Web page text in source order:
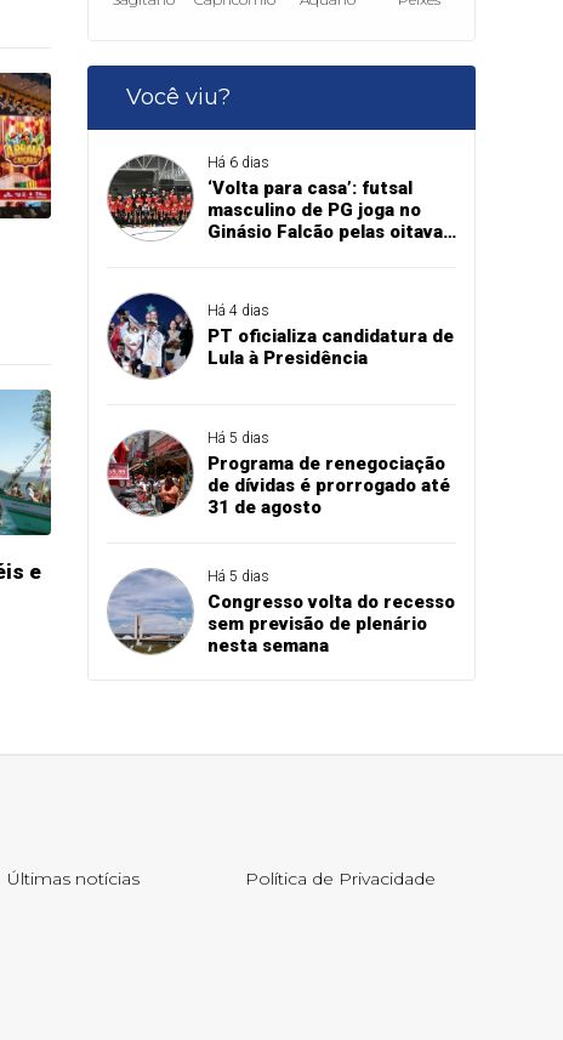
e
Você viu?
Há 6 dias
‘Volta para casa’: futsal
masculino de PG joga no
Ginásio Falcão pelas oitavas
Há 4 dias
PT oficializa candidatura de
Lula à Presidência
Há 5 dias
Programa de renegociação
de dívidas é prorrogado até
31 de agosto
Há 5 dias
Congresso volta do recesso
sem previsão de plenário
nesta semana
Últimas notícias Política de Privacidade